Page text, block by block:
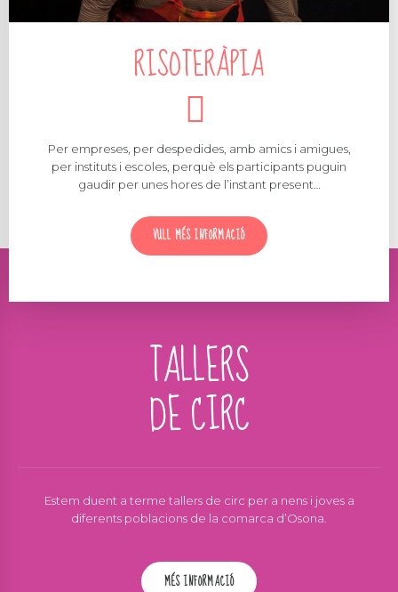
RISOTERÀPIA
Per empreses, per despedides, amb amics i amigues,
per instituts i escoles, perquè els participants puguin
gaudir per unes hores de l’instant present…
VULL MÉS INFORMACIÓ
TALLERS
DE CIRC
Estem duent a terme tallers de circ per a nens i joves a
diferents poblacions de la comarca d’Osona.
MÉS INFORMACIÓ